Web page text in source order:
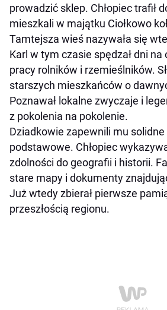
prowadzić sklep. Chłopiec trafił
mieszkali w majątku Ciołkowo
Tamtejsza wieś nazywała się
Karl w tym czasie spędzał dni
pracy rolników i rzemieślników.
starszych mieszkańców o
Poznawał lokalne zwyczaje i
z pokolenia na pokolenie.
Dziadkowie zapewnili mu solidne
podstawowe. Chłopiec
zdolności do geografii i historii.
stare mapy i dokumenty
Już wtedy zbierał pierwsze
przeszłością regionu.